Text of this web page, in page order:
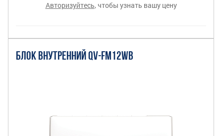
Авторизуйтесь, чтобы узнать вашу цену
БЛОК ВНУТРЕННИЙ QV-FM12WB